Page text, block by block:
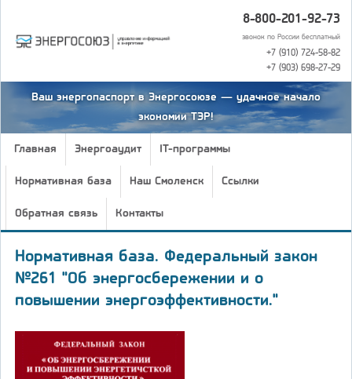
8-800-201-92-73
звонок по России бесплатный
+7 (910) 724-58-82
+7 (903) 698-27-29
Ваш энергопаспорт в Энергосоюзе — удачное начало
экономии ТЭР!
Главная Энергоаудит IT-программы
Нормативная база Наш Смоленск Ссылки
Обратная связь Контакты
Нормативная база. Федеральный закон
№261 "Об энергосбережении и о
повышении энергоэффективности."